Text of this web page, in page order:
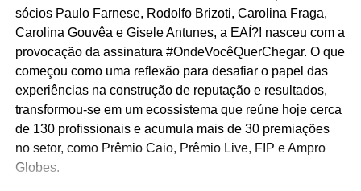
sócios Paulo Farnese, Rodolfo Brizoti, Carolina Fraga,
Carolina Gouvêa e Gisele Antunes, a EAÍ?! nasceu com a
provocação da assinatura #OndeVocêQuerChegar. O que
começou como uma reflexão para desafiar o papel das
experiências na construção de reputação e resultados,
transformou-se em um ecossistema que reúne hoje cerca
de 130 profissionais e acumula mais de 30 premiações
no setor, como Prêmio Caio, Prêmio Live, FIP e Ampro
Globes.